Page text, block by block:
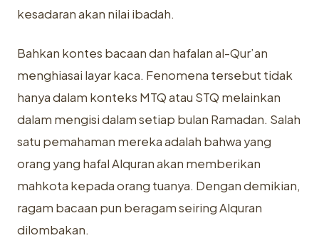
kesadaran akan nilai ibadah.
Bahkan kontes bacaan dan hafalan al-Qur’an
menghiasai layar kaca. Fenomena tersebut tidak
hanya dalam konteks MTQ atau STQ melainkan
dalam mengisi dalam setiap bulan Ramadan. Salah
satu pemahaman mereka adalah bahwa yang
orang yang hafal Alquran akan memberikan
mahkota kepada orang tuanya. Dengan demikian,
ragam bacaan pun beragam seiring Alquran
dilombakan.